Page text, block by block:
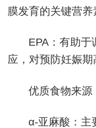
膜发育的关键营养
EPA：有助于
应，对预防妊娠期
优质食物来源
α-亚麻酸：主